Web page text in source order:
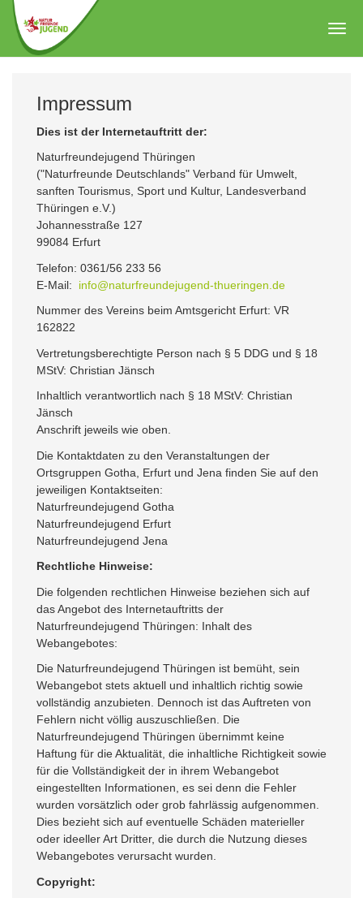
Zum
Hauptinhalt
springen
Impressum
Dies ist der Internetauftritt der:
Naturfreundejugend Thüringen
("Naturfreunde Deutschlands" Verband für Umwelt,
sanften Tourismus, Sport und Kultur, Landesverband
Thüringen e.V.)
Johannesstraße 127
99084 Erfurt
Telefon: 0361/56 233 56
E-Mail: info@naturfreundejugend-thueringen.de
Nummer des Vereins beim Amtsgericht Erfurt: VR
162822
Vertretungsberechtigte Person nach § 5 DDG und § 18
MStV: Christian Jänsch
Inhaltlich verantwortlich nach § 18 MStV: Christian
Jänsch
Anschrift jeweils wie oben.
Die Kontaktdaten zu den Veranstaltungen der
Ortsgruppen Gotha, Erfurt und Jena finden Sie auf den
jeweiligen Kontaktseiten:
Naturfreundejugend Gotha
Naturfreundejugend Erfurt
Naturfreundejugend Jena
Rechtliche Hinweise:
Die folgenden rechtlichen Hinweise beziehen sich auf
das Angebot des Internetauftritts der
Naturfreundejugend Thüringen: Inhalt des
Webangebotes:
Die Naturfreundejugend Thüringen ist bemüht, sein
Webangebot stets aktuell und inhaltlich richtig sowie
vollständig anzubieten. Dennoch ist das Auftreten von
Fehlern nicht völlig auszuschließen. Die
Naturfreundejugend Thüringen übernimmt keine
Haftung für die Aktualität, die inhaltliche Richtigkeit sowie
für die Vollständigkeit der in ihrem Webangebot
eingestellten Informationen, es sei denn die Fehler
wurden vorsätzlich oder grob fahrlässig aufgenommen.
Dies bezieht sich auf eventuelle Schäden materieller
oder ideeller Art Dritter, die durch die Nutzung dieses
Webangebotes verursacht wurden.
Copyright: